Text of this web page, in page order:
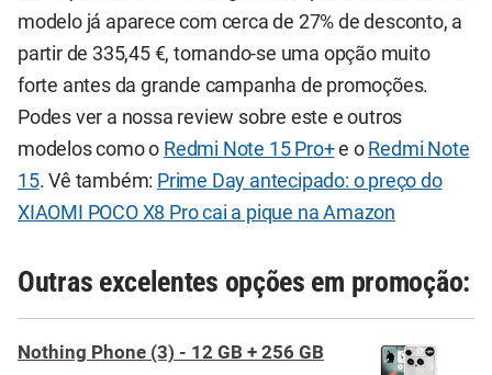
modelo já aparece com cerca de 27% de desconto, a
partir de 335,45 €, tornando-se uma opção muito
forte antes da grande campanha de promoções.
Podes ver a nossa review sobre este e outros
modelos como o Redmi Note 15 Pro+e o Redmi Note
15. Vê também: Prime Day antecipado: o preço do
XIAOMI POCO X8 Pro cai a pique na Amazon
Outras excelentes opções em promoção:
Nothing Phone (3) - 12 GB + 256 GB